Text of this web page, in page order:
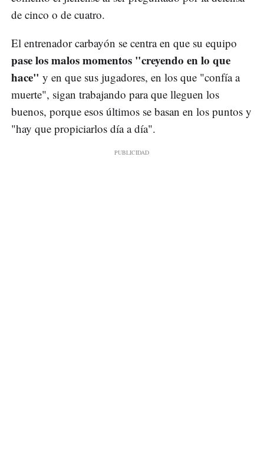
de cinco o de cuatro.
El entrenador carbayón se centra en que su equipo
pase los malos momentos "creyendo en lo que
hace" y en que sus jugadores, en los que "confía a
muerte", sigan trabajando para que lleguen los
buenos, porque esos últimos se basan en los puntos y
"hay que propiciarlos día a día".